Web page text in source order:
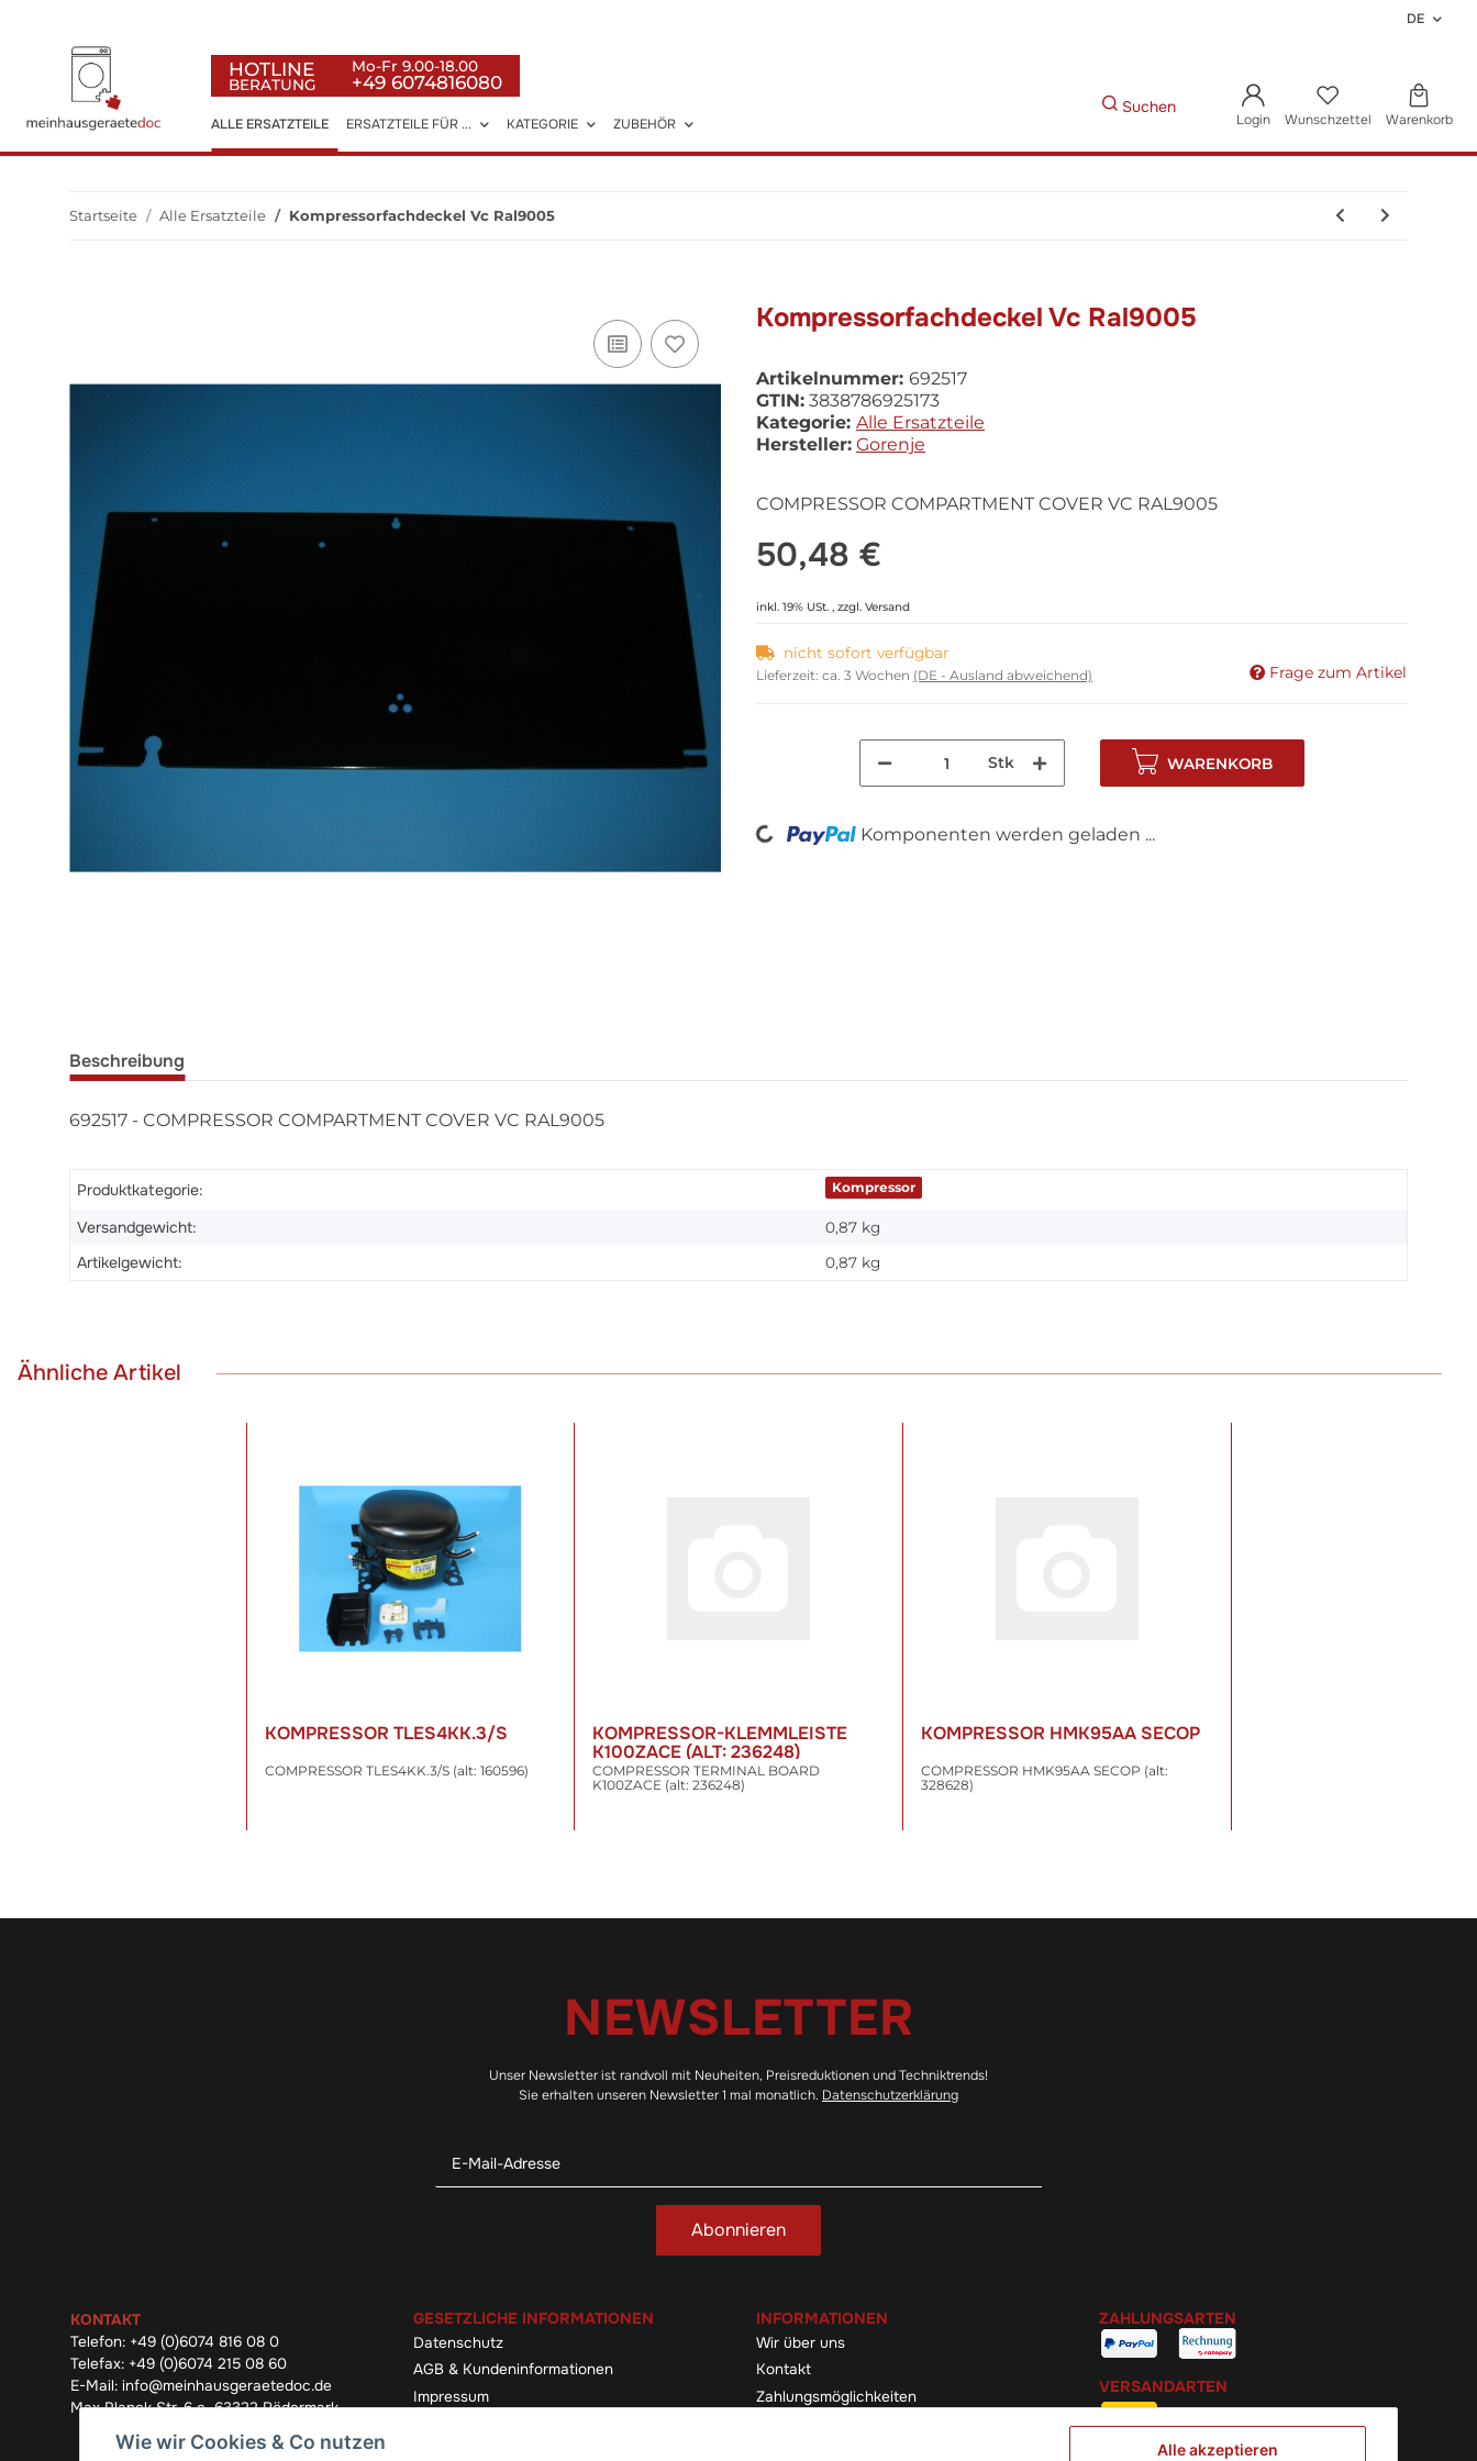
DE
Suchen
Login Wunschzettel Warenkorb
HOTLINE
BERATUNG
Mo-Fr 9.00-18.00
+49 6074816080
ALLE ERSATZTEILE ERSATZTEILE FÜR ... KATEGORIE ZUBEHÖR
Startseite Alle Ersatzteile Kompressorfachdeckel Vc Ral9005
Kompressorfachdeckel Vc Ral9005
Artikelnummer: 692517
GTIN: 3838786925173
Kategorie: Alle Ersatzteile
Hersteller: Gorenje
COMPRESSOR COMPARTMENT COVER VC RAL9005
50,48 €
inkl. 19% USt. , zzgl. Versand
nicht sofort verfügbar
Lieferzeit: ca. 3 Wochen (DE - Ausland abweichend) Frage zum Artikel
Stk WARENKORB
Loading... Komponenten werden geladen ...
Beschreibung
692517 - COMPRESSOR COMPARTMENT COVER VC RAL9005
Produktkategorie: Kompressor
Versandgewicht: 0,87 kg
Artikelgewicht: 0,87 kg
Ähnliche Artikel
KOMPRESSOR TLES4KK.3/S
COMPRESSOR TLES4KK.3/S (alt: 160596)
WARENKORB
KOMPRESSOR-KLEMMLEISTE
K100ZACE (ALT: 236248)
COMPRESSOR TERMINAL BOARD
K100ZACE (alt: 236248)
WARENKORB
KOMPRESSOR HMK95AA SECOP
COMPRESSOR HMK95AA SECOP (alt:
328628)
WARENKORB
NEWSLETTER
Unser Newsletter ist randvoll mit Neuheiten, Preisreduktionen und Techniktrends!
Sie erhalten unseren Newsletter 1 mal monatlich. Datenschutzerklärung
Abonnieren
KONTAKT
Telefon: +49 (0)6074 816 08 0
Telefax: +49 (0)6074 215 08 60
E-Mail: info@meinhausgeraetedoc.de
Max Planck Str. 6 c, 63322 Rödermark
GESETZLICHE INFORMATIONEN
Datenschutz
AGB & Kundeninformationen
Impressum
INFORMATIONEN
Wir über uns
Kontakt
Zahlungsmöglichkeiten
ZAHLUNGSARTEN
VERSANDARTEN
Wie wir Cookies & Co nutzen Alle akzeptieren